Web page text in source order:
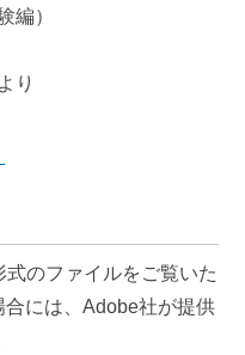
編）
り
式のファイルをご覧いた
合には、Adobe社が提供